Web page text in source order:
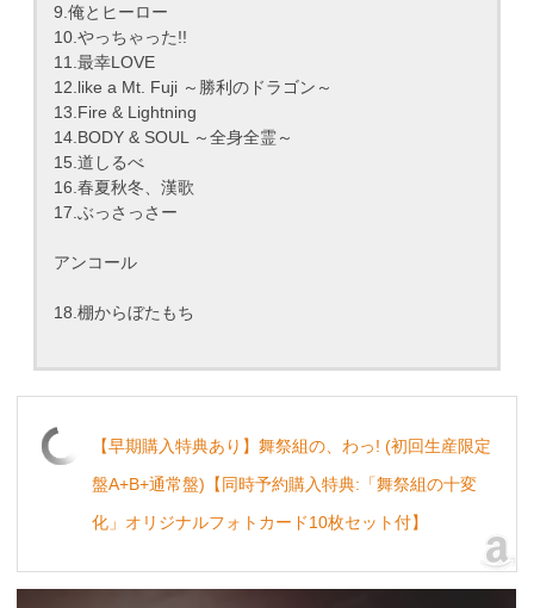
9.俺とヒーロー
10.やっちゃった!!
11.最幸LOVE
12.like a Mt. Fuji ～勝利のドラゴン～
13.Fire & Lightning
14.BODY & SOUL ～全身全霊～
15.道しるべ
16.春夏秋冬、漢歌
17.ぶっさっさー
アンコール
18.棚からぼたもち
【早期購入特典あり】舞祭組の、わっ! (初回生産限定
盤A+B+通常盤)【同時予約購入特典:「舞祭組の十変
化」オリジナルフォトカード10枚セット付】